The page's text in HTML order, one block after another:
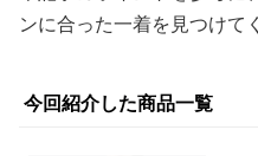
ンに合った一着を見つけて
今回紹介した商品一覧